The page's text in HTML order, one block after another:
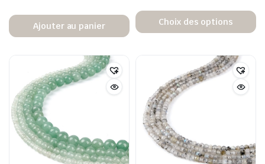
Ajouter au panier Choix des options